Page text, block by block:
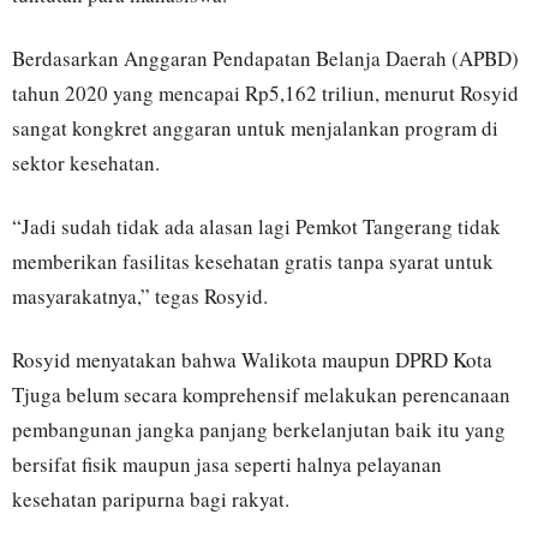
Berdasarkan Anggaran Pendapatan Belanja Daerah (APBD)
tahun 2020 yang mencapai Rp5,162 triliun, menurut Rosyid
sangat kongkret anggaran untuk menjalankan program di
sektor kesehatan.
“Jadi sudah tidak ada alasan lagi Pemkot Tangerang tidak
memberikan fasilitas kesehatan gratis tanpa syarat untuk
masyarakatnya,” tegas Rosyid.
Rosyid menyatakan bahwa Walikota maupun DPRD Kota
Tjuga belum secara komprehensif melakukan perencanaan
pembangunan jangka panjang berkelanjutan baik itu yang
bersifat fisik maupun jasa seperti halnya pelayanan
kesehatan paripurna bagi rakyat.